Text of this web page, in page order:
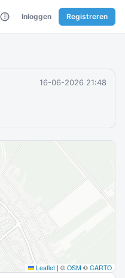
Inloggen Registreren
16-06-2026 21:48
Leaflet | © OSM © CARTO